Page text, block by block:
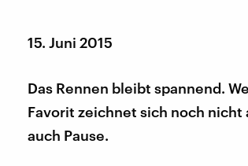
15. Juni 2015
Das Rennen bleibt spannend.
Favorit zeichnet sich noch nicht
auch Pause.